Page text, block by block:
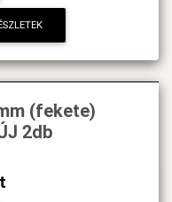
(fekete)
2db